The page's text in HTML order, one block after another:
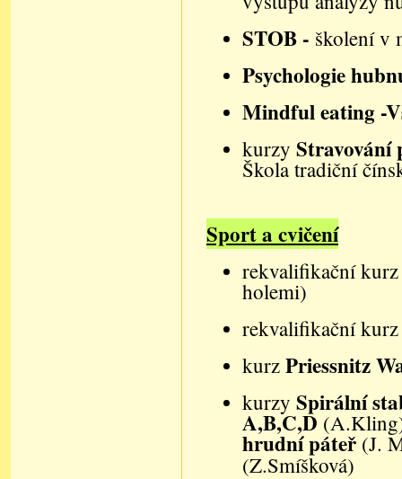
STOB - školení v
Psychologie
Mindful eating -
kurzy Stravování
Škola tradiční
Sport a cvičení
rekvalifikační
holemi)
rekvalifikační
kurz Priessnitz
kurzy Spirální
A,B,C,D
hrudní páteř (J.
(Z.Smíšková)